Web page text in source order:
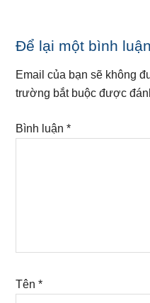
Reader
Interactions
Để lại một bình luận
Email của bạn sẽ không
trường bắt buộc được
Bình luận*
Tên*